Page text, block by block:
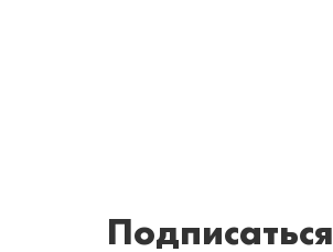
Подписаться